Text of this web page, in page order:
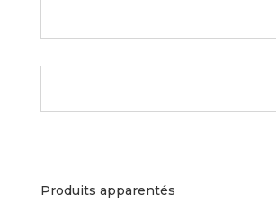
Produits apparentés